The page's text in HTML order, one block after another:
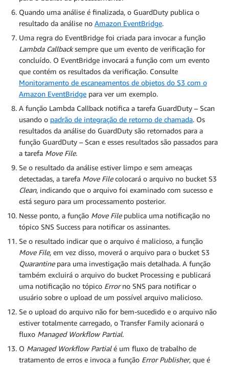
Quando uma análise é finalizada, o GuardDuty publica o
resultado da análise no Amazon EventBridge.
Uma regra do EventBridge foi criada para invocar a função
Lambda Callbacksempre que um evento de verificação for
concluído. O EventBridge invocará a função com um evento
que contém os resultados da verificação. Consulte
Monitoramento de escaneamentos de objetos do S3 com o
Amazon EventBridge para ver um exemplo.
A função Lambda Callback notifica a tarefa GuardDuty – Scan
usando o padrão de integração de retorno de chamada. Os
resultados da análise do GuardDuty são retornados para a
função GuardDuty – Scan e esses resultados são passados para
a tarefa Move File.
Se o resultado da análise estiver limpo e sem ameaças
detectadas, a tarefa Move Filecolocará o arquivo no bucket S3
Clean, indicando que o arquivo foi examinado com sucesso e
está seguro para um processamento posterior.
Nesse ponto, a função Move Filepublica uma notificação no
tópico SNS Success para notificar os assinantes.
Se o resultado indicar que o arquivo é malicioso, a função
Move File, em vez disso, moverá o arquivo para o bucket S3
Quarantinepara uma investigação mais detalhada. A função
também excluirá o arquivo do bucket Processing e publicará
uma notificação no tópico Errorno SNS para notificar o
usuário sobre o upload de um possível arquivo malicioso.
Se o upload do arquivo não for bem-sucedido e o arquivo não
estiver totalmente carregado, o Transfer Family acionará o
fluxo Managed Workflow Partial.
O Managed Workflow Partialé um fluxo de trabalho de
tratamento de erros e invoca a função Error Publisher, que é